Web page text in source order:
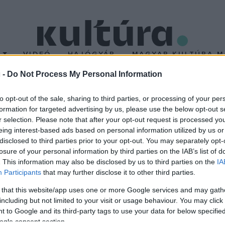
- Do Not Process My Personal Information
opt-out of the sale, sharing to third parties, or processing of your
for targeted advertising by us, please use the below opt-out
selection. Please note that after your opt-out request is processed
interest-based ads based on personal information utilized by us
to third parties prior to your opt-out. You may separately
of your personal information by third parties on the IAB’s list of
This information may also be disclosed by us to third parties on the
Participants that may further disclose it to other third parties.
that this website/app uses one or more Google services and may
but not limited to your visit or usage behaviour. You may
to Google and its third-party tags to use your data for below
consent section.
VIDEÓ HAJÓGYÁR MAGYAR KULTÚRA
box
létre. A háromdimenziós tárgyak fokozatosan térnek át
tovább transzformálódva egy elvontabb képi jelentést
stádiumai a manuális képtől, installációtól a leképzésig
választja el a digitális médiumok dematerializált szimulált
adott teret, hanem a virtuális teret változtatta
A kiállítást 2004. július 8-án, csütörtökön 17:30 órakor
hétfő kivételével naponta 10-18 óráig.